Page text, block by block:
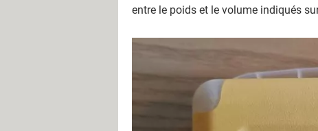
entre le poids et le volume indiqués